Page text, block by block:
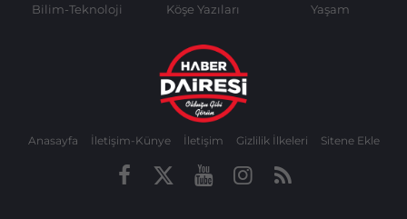
Bilim-Teknoloji
Köşe Yazıları Yaşam
Anasayfa İletişim-Künye İletişim Gizlilik İlkeleri Sitene Ekle